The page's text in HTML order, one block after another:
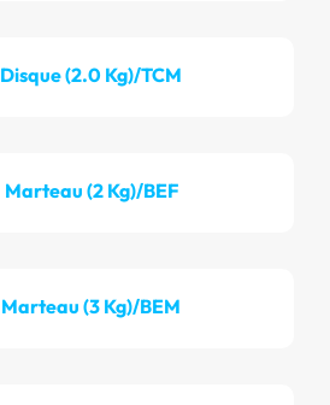
Disque (2.0 Kg)/TCM
Marteau (2 Kg)/BEF
Marteau (3 Kg)/BEM